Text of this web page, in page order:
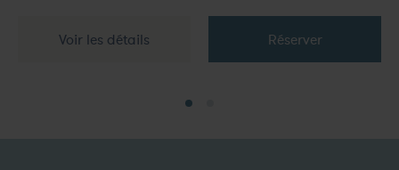
Voir les détails Réserver